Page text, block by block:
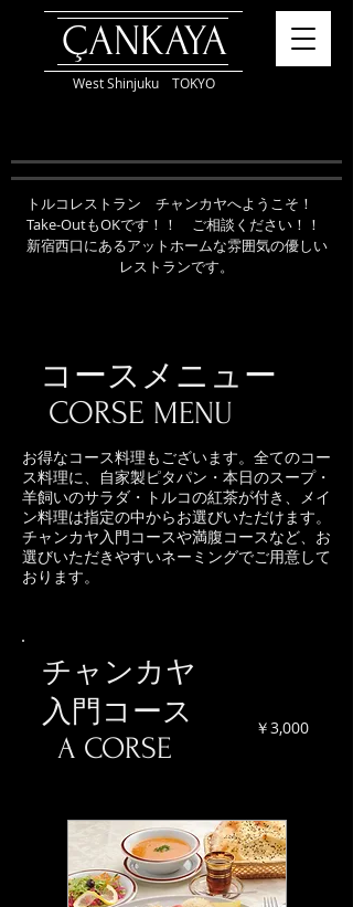
ÇANKAYA
West Shinjuku TOKYO
トルコレストラン チャンカヤへようこそ！
Take-OutもOKです！！ ご相談ください！！
新宿西口にあるアットホームな雰囲気の優しい
レストランです。
コースメニュー
CORSE MENU
お得なコース料理もございます。全てのコー
ス料理に、自家製ピタパン・本日のスープ・
羊飼いのサラダ・トルコの紅茶が付き、メイ
ン料理は指定の中からお選びいただけます。
チャンカヤ入門コースや満腹コースなど、お
選びいただきやすいネーミングでご用意して
おります。
チャンカヤ
入門コース
A CORSE
￥3,000